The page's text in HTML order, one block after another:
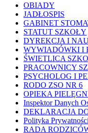
OBIADY
JADŁOSPIS
GABINET
STATUT SZKOŁY
DYREKCJA I
WYWIADÓWKI I
ŚWIETLICA
PRACOWNICY
PSYCHOLOG I
RODO ZSO NR 6
OPIEKA
Inspektor Danych
DEKLARACJA
Polityka Prywatności
RADA